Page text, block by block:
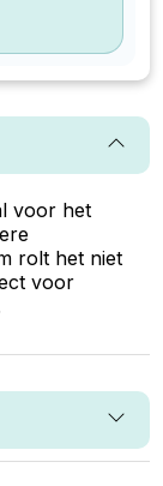
voor het
rolt het niet
voor